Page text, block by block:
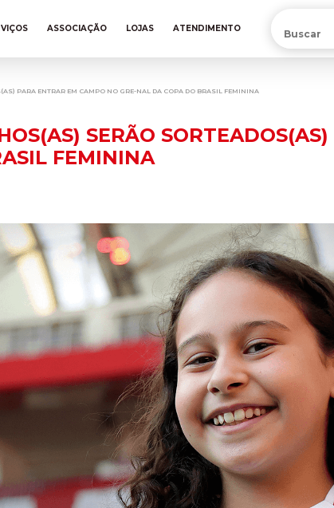
ASSOCIAÇÃO LOJAS ATENDIMENTO
PARA ENTRAR EM CAMPO NO GRE-NAL DA COPA DO BRASIL FEMININA
SERÃO
FEMININA